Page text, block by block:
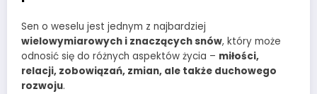
Sen o weselu jest jednym z najbardziej
wielowymiarowych i znaczących snów, który może
odnosić się do różnych aspektów życia – miłości,
relacji, zobowiązań, zmian, ale także duchowego
rozwoju.